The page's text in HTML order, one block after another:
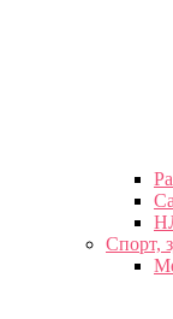
Спорт,